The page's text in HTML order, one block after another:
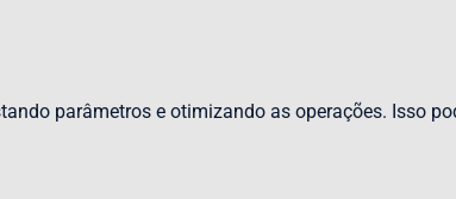
parâmetros e otimizando as operações. Isso